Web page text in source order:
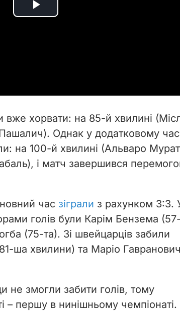
P
i
d
o
вже хорвати: на 85-й хвилині
Однак у додатковому
на 100-й хвилині (Альваро
і матч завершився
час зіграли з рахунком 3:3.
голів були Карім Бензема
(75-та). Зі швейцарців забили
ша хвилини) та Маріо Гавранович
не змогли забити голів, тому
– першу в нинішньому чемпіонаті.